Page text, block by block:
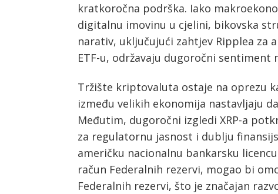
kratkoročna podrška. Iako
digitalnu imovinu u cjelini, bikovska
narativ, uključujući zahtjev Ripplea za
ETF-u, održavaju dugoročni sentiment
Tržište kriptovaluta ostaje na oprezu
između velikih ekonomija nastavljaju
Međutim, dugoročni izgledi XRP-a
za regulatornu jasnost i dublju
američku nacionalnu bankarsku
račun Federalnih rezervi, mogao bi
Federalnih rezervi, što je značajan